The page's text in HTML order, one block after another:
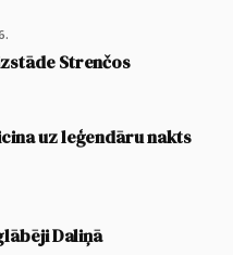
Strenčos
uz leģendāru nakts
Daliņā